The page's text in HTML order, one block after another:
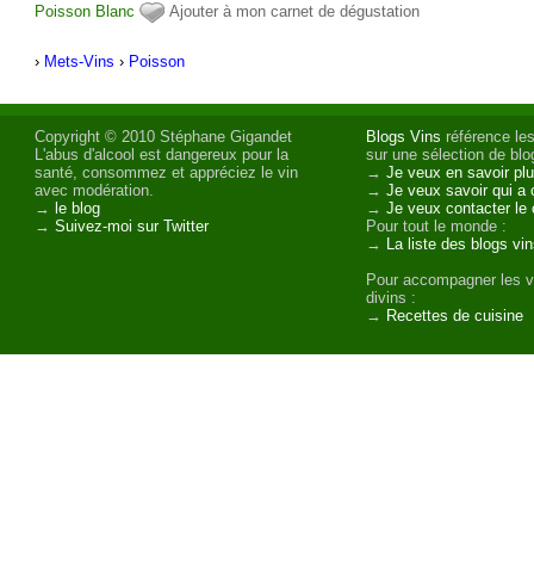
Poisson Blanc Ajouter à mon carnet de dégustation
› Mets-Vins › Poisson
Copyright © 2010 Stéphane Gigandet
L'abus d'alcool est dangereux pour la
santé, consommez et appréciez le vin
avec modération.
→ le blog
→Suivez-moi sur Twitter
Blogs Vins référence
sur une sélection de
→Je veux en savoir
→Je veux savoir qui a
→Je veux contacter le
Pour tout le monde :
→ La liste des blogs
Pour accompagner les
divins :
→ Recettes de cuisine